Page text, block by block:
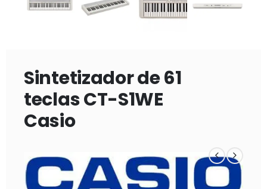
Sintetizador de 61
teclas CT-S1WE
Casio